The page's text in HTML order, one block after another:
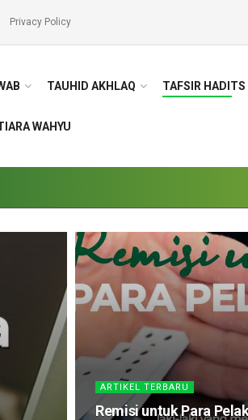
Privacy Policy
TAUHID AKHLAQ TAFSIR HADITS
WAHYU
ARTIKEL TERBARU
Remisi untuk Para